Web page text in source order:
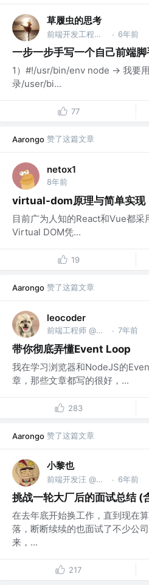
草履虫的思考
前端开发工程师 | 公众号：李十一啊 · 6年前
一步一步手写一个自己前端
1）#!/usr/bin/env node -> 我要
录/user/bi...
77
Aarongo 赞了这篇文章
netox1
8年前
virtual-dom原理与简单实现
目前广为人知的React和Vue都
Virtual DOM凭...
19
Aarongo 赞了这篇文章
leocoder
前端工程师 @字节跳动 · 7年前
带你彻底弄懂Event Loop
我在学习浏览器和NodeJS的
章，那些文章都写的很好，...
283
Aarongo 赞了这篇文章
小黎也
前端开发汪 @互联金融业 · 6年前
挑战一轮大厂后的面试总结 (
在去年底开始换工作，直到现在
落，断断续续的也面试了不少公
来，...
217